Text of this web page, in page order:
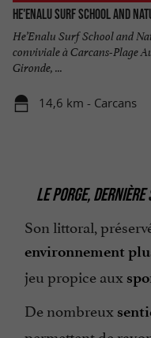
He'enalu Surf School and
He’Enalu Surf School and
conviviale à Carcans-Plage
Gironde, ...
14,6 km - Carcans
LE PORGE,
Son littoral,
environnement
jeu propice aux
De nombreux